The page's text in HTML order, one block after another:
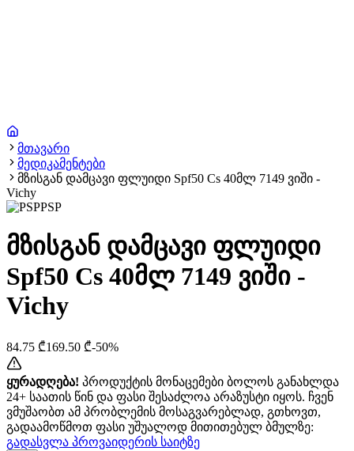
მთავარი
მედიკამენტები
მზისგან დამცავი ფლუიდი Spf50 Cs 40მლ 7149 ვიში -
Vichy
PSP
მზისგან დამცავი ფლუიდი
Spf50 Cs 40მლ 7149 ვიში -
Vichy
84.75 ₾169.50 ₾-50%
ყურადღება! პროდუქტის მონაცემები ბოლოს განახლდა
24+ საათის წინ და ფასი შესაძლოა არაზუსტი იყოს. ჩვენ
ვმუშაობთ ამ პრობლემის მოსაგვარებლად, გთხოვთ,
გადაამოწმოთ ფასი უშუალოდ მითითებულ ბმულზე:
გადასვლა პროვაიდერის საიტზე